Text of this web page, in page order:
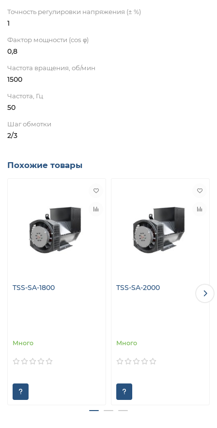
Точность регулировки напряжения (± %)
1
Фактор мощности (cos φ)
0,8
Частота вращения, об/мин
1500
Частота, Гц
50
Шаг обмотки
2/3
Похожие товары
TSS-SA-1800
Много
TSS-SA-2000
Много